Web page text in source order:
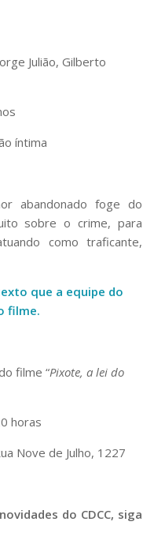
Julião, Gilberto
íntima
abandonado foge do
sobre o crime, para
como traficante,
que a equipe do
filme.
filme “Pixote, a lei do
horas
Nove de Julho, 1227
do CDCC, siga